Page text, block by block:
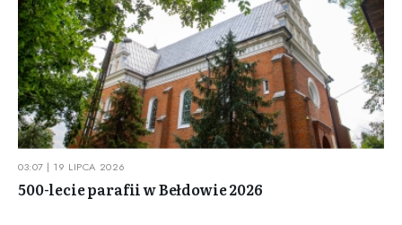
03:07 | 19 LIPCA 2026
500-lecie parafii w Bełdowie 2026